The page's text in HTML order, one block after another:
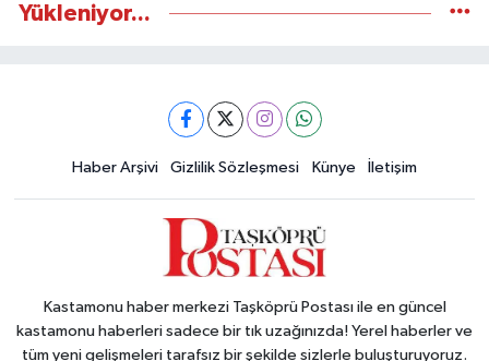
Yükleniyor...
Haber Arşivi Gizlilik Sözleşmesi Künye İletişim
Kastamonu haber merkezi Taşköprü Postası ile en güncel
kastamonu haberleri sadece bir tık uzağınızda! Yerel haberler ve
tüm yeni gelişmeleri tarafsız bir şekilde sizlerle buluşturuyoruz.